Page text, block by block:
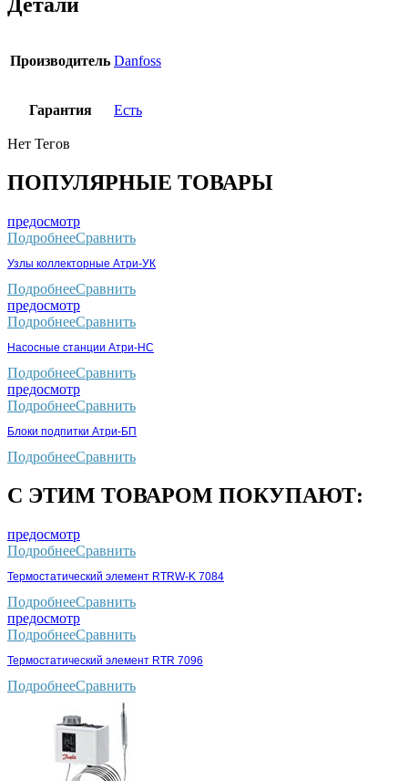
Детали
Производитель Danfoss
Гарантия Есть
Нет Тегов
ПОПУЛЯРНЫЕ ТОВАРЫ
предосмотр
ПодробнееСравнить
Узлы коллекторные Атри-УК
ПодробнееСравнить
предосмотр
ПодробнееСравнить
Насосные станции Атри-НС
ПодробнееСравнить
предосмотр
ПодробнееСравнить
Блоки подпитки Атри-БП
ПодробнееСравнить
С ЭТИМ ТОВАРОМ ПОКУПАЮТ:
предосмотр
ПодробнееСравнить
Термостатический элемент RTRW-K 7084
ПодробнееСравнить
предосмотр
ПодробнееСравнить
Термостатический элемент RTR 7096
ПодробнееСравнить